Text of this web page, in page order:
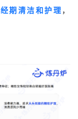
经期清洁和护理 ，